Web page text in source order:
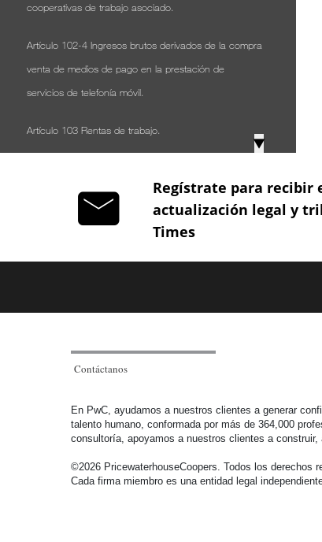
▼
cooperativas de trabajo asociado.
Artículo 102-4 Ingresos brutos derivados de la compra
venta de medios de pago en la prestación de
servicios de telefonía móvil.
Artículo 103 Rentas de trabajo.
no obligados a llevar contabilidad.
Artículo 105 Realización de la deducción para los
Artículo 107-1 Limitación de deducciones.
Artículo 107-2 Deducciones por contribuciones a
educación de los empleados.
Artículo 108 Los aportes parafiscales son requisito
Regístrate para recibir
actualización legal y
Times
Contáctanos
En PwC, ayudamos a nuestros clientes a generar
talento humano, conformada por más de 364,000
consultoría, apoyamos a nuestros clientes a
©2026 PricewaterhouseCoopers. Todos los derechos
Cada firma miembro es una entidad legal